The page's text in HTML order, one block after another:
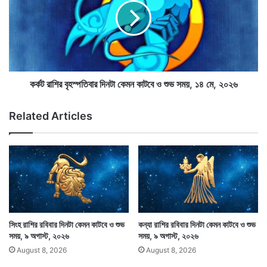
আমার জ্যোতিষশাস্ত্রের শিক্ষাগুরু শ্রীশুকদেব গোস্বামীর গ্রন্থের
হয়েছে নিজের পেশাগত জীবনের বেশ কিছু অভিজ্ঞতার কথা। লেখক
চিরকৃতজ্ঞ হয়ে রইল উক্ত গ্রন্থের লেখক ও প্রকাশকের কাছে।
ম
ন
কা
ট
বে
স
ম
য়
,
১
৪
মে
,
২
০
২
শি
র
বৃ
হ
স্প
দি
ন
টা
কে
ম
ন
কা
ট
বে
ও
শু
কর্কট রাশির বৃহস্পতিবার দিনটা কেমন কাটবে ও শুভ সময়, ১৪ মে, ২০২৬
Related Articles
সিংহ রাশির রবিবার দিনটা কেমন কাটবে ও শুভ
সময়, ৯ অগাস্ট, ২০২৬
August 8, 2026
কন্যা রাশির রবিবার দিনটা কেমন কাটবে ও শুভ
সময়, ৯ অগাস্ট, ২০২৬
August 8, 2026